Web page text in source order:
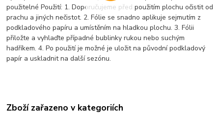
použitelné Použití: 1. Doporučujeme před použitím plochu očistit od
prachu a jiných nečistot. 2. Fólie se snadno aplikuje sejmutím z
podkladového papíru a umístěním na hladkou plochu. 3. Fólii
přiložte a vyhlaďte případné bublinky rukou nebo suchým
hadříkem. 4. Po použití je možné je uložit na původní podkladový
papír a uskladnit na další sezónu.
Zboží zařazeno v kategoriích